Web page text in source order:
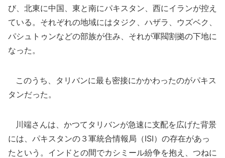
び、北東に中国、東と南にパキスタン、西にイランが控え
ている。それぞれの地域にはタジク、ハザラ、ウズベク、
パシュトゥンなどの部族が住み、それが軍閥割拠の下地に
なった。
このうち、タリバンに最も密接にかかわったのがパキス
タンだった。
川端さんは、かつてタリバンが急速に支配を広げた背景
には、パキスタンの３軍統合情報局（ISI）の存在があっ
たという。インドとの間でカシミール紛争を抱え、つねに